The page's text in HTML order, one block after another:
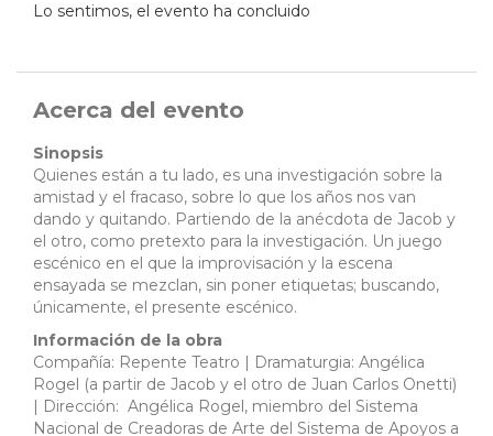
Lo sentimos, el evento ha concluido
Acerca del evento
Sinopsis
Quienes están a tu lado, es una investigación sobre la
amistad y el fracaso, sobre lo que los años nos van
dando y quitando. Partiendo de la anécdota de Jacob y
el otro, como pretexto para la investigación. Un juego
escénico en el que la improvisación y la escena
ensayada se mezclan, sin poner etiquetas; buscando,
únicamente, el presente escénico.
Información de la obra
Compañía: Repente Teatro | Dramaturgia: Angélica
Rogel (a partir de Jacob y el otro de Juan Carlos Onetti)
| Dirección: Angélica Rogel, miembro del Sistema
Nacional de Creadoras de Arte del Sistema de Apoyos a